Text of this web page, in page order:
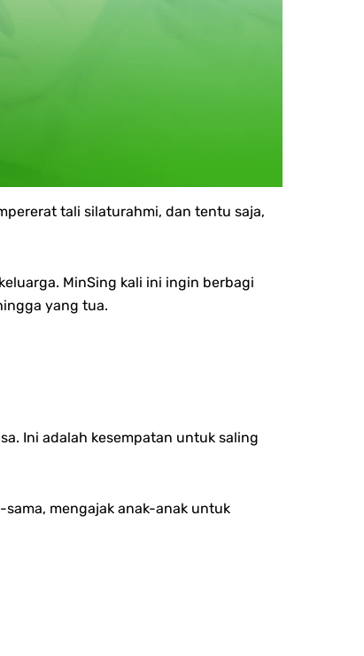
tali silaturahmi, dan tentu saja,
MinSing kali ini ingin berbagi
yang tua.
Ini adalah kesempatan untuk saling
mengajak anak-anak untuk